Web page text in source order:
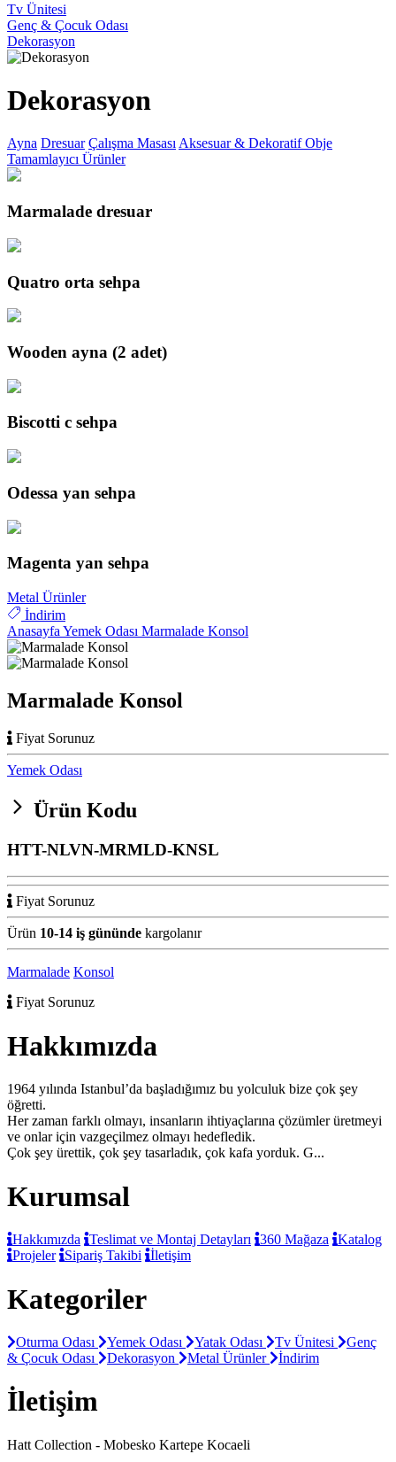
Tv Ünitesi
Genç & Çocuk Odası
Dekorasyon
Dekorasyon
Ayna Dresuar Çalışma Masası Aksesuar & Dekoratif Obje
Tamamlayıcı Ürünler
Marmalade dresuar
Quatro orta sehpa
Wooden ayna (2 adet)
Biscotti c sehpa
Odessa yan sehpa
Magenta yan sehpa
Metal Ürünler
İndirim
Anasayfa Yemek Odası Marmalade Konsol
Marmalade Konsol
Fiyat Sorunuz
Yemek Odası
Ürün Kodu
HTT-NLVN-MRMLD-KNSL
Fiyat Sorunuz
Ürün 10-14 iş gününde kargolanır
Marmalade Konsol
Fiyat Sorunuz
Hakkımızda
1964 yılında Istanbul’da başladığımız bu yolculuk bize çok şey
öğretti.
Her zaman farklı olmayı, insanların ihtiyaçlarına çözümler üretmeyi
ve onlar için vazgeçilmez olmayı hedefledik.
Çok şey ürettik, çok şey tasarladık, çok kafa yorduk. G...
Kurumsal
Hakkımızda Teslimat ve Montaj Detayları 360 Mağaza
Katalog
Projeler
Sipariş Takibi İletişim
Kategoriler
Oturma Odası Yemek Odası Yatak Odası Tv Ünitesi
Genç
& Çocuk Odası
Dekorasyon Metal Ürünler İndirim
İletişim
Hatt Collection - Mobesko Kartepe Kocaeli